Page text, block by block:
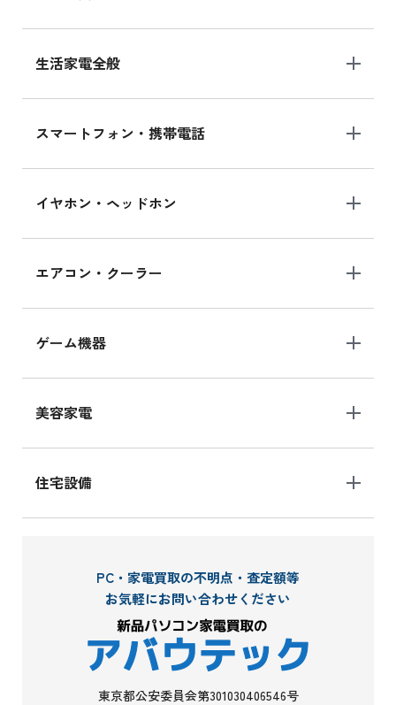
生活家電全般
スマートフォン・携帯電話
イヤホン・ヘッドホン
エアコン・クーラー
ゲーム機器
美容家電
住宅設備
PC・家電買取の不明点・査定額等
お気軽にお問い合わせください
東京都公安委員会第301030406546号